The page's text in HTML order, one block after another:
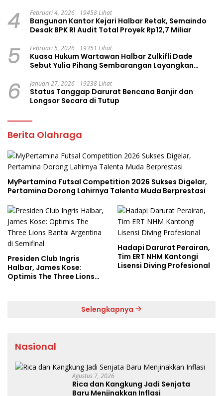
4 Februari 4, 2026 19458 Lihat
Bangunan Kantor Kejari Halbar Retak, Semaindo
Desak BPK RI Audit Total Proyek Rp12,7 Miliar
5 Februari 5, 2026 19351 Lihat
Kuasa Hukum Wartawan Halbar Zulkifli Dade
Sebut Yulia Pihang Sembarangan Layangkan
6 Januari 27, 2026 19238 Lihat
Status Tanggap Darurat Bencana Banjir dan
Longsor Secara di Tutup
Berita Olahraga
MyPertamina Futsal Competition 2026 Sukses Digelar,
Pertamina Dorong Lahirnya Talenta Muda Berprestasi
Presiden Club Ingris
Halbar, James Kose:
Optimis The Three Lions
Hadapi Darurat Perairan,
Tim ERT NHM Kantongi
Lisensi Diving Profesional
Selengkapnya
Nasional
Agustus 7, 2026
Rica dan Kangkung Jadi Senjata
Baru Menjinakkan Inflasi